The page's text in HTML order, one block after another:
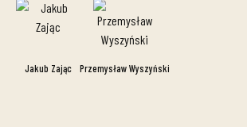
Jakub Zając Przemysław Wyszyński